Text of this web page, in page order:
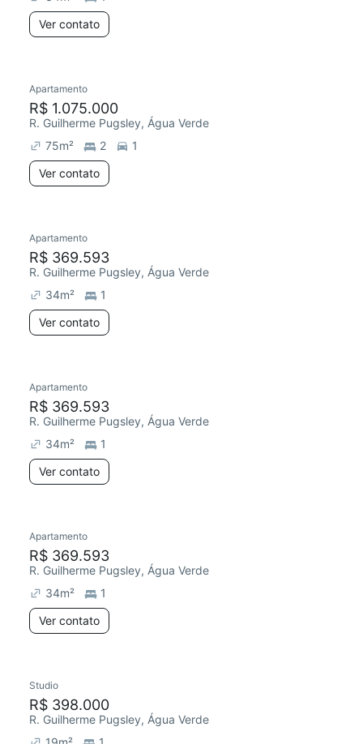
Ver contato
Apartamento
R$ 1.075.000
R. Guilherme Pugsley, Água Verde
75m² 2
1
Ver contato
Apartamento
R$ 369.593
R. Guilherme Pugsley, Água Verde
34m²
1
Ver contato
Apartamento
R$ 369.593
R. Guilherme Pugsley, Água Verde
34m²
1
Ver contato
Apartamento
R$ 369.593
R. Guilherme Pugsley, Água Verde
34m²
1
Ver contato
Studio
R$ 398.000
R. Guilherme Pugsley, Água Verde